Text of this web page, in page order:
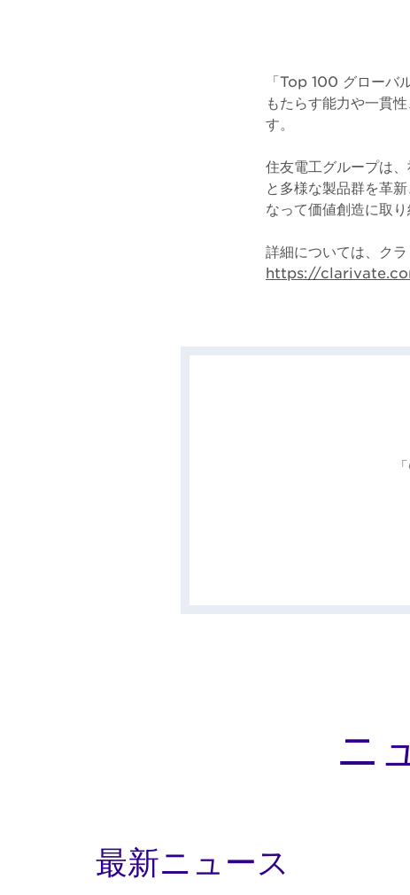
「Top 100 グローバ
もたらす能力や一貫
す。
住友電工グループは
と多様な製品群を革
なって価値創造に取り
詳細については、ク
https://
ニ
最新ニュース